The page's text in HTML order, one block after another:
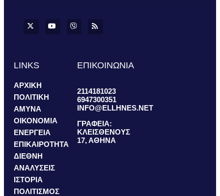
LINKS
ΑΡΧΙΚΗ
ΠΟΛΙΤΙΚΗ
ΑΜΥΝΑ
ΟΙΚΟΝΟΜΙΑ
ΕΝΕΡΓΕΙΑ
ΕΠΙΚΑΙΡΟΤΗΤΑ
ΔΙΕΘΝΗ
ΑΝΑΛΥΣΕΙΣ
ΙΣΤΟΡΙΑ
ΠΟΛΙΤΙΣΜΟΣ
ΕΠΙΚΟΙΝΩΝΙΑ
2114181023
6947300351
INFO@ELLHNES.NET
ΓΡΑΦΕΙΑ:
ΚΛΕΙΣΘΕΝΟΥΣ
17, ΑΘΗΝΑ